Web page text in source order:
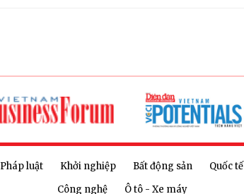
Pháp luật Khởi nghiệp Bất động sản Quốc tế
Công nghệ
Ô tô - Xe máy